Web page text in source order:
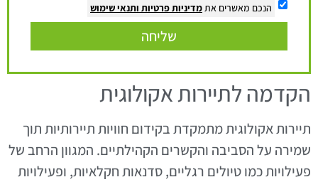
הנכם מאשרים את מדיניות פרטיות ותנאי שימוש
שליחה
הקדמה לתיירות אקולוגית
תיירות אקולוגית מתמקדת בקידום חוויות תיירותיות תוך
שמירה על הסביבה והקשרים הקהילתיים. המגוון הרחב של
פעילויות כמו טיולים רגליים, סדנאות חקלאיות, ופעילויות